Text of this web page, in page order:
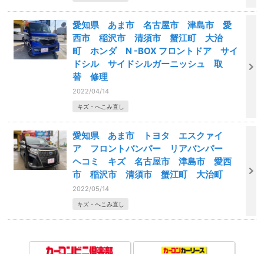
愛知県 あま市 名古屋市 津島市 愛
西市 稲沢市 清須市 蟹江町 大治
町 ホンダ N -BOX フロントドア サイ
ドシル サイドシルガーニッシュ 取
替 修理
2022/04/14
キズ・へこみ直し
愛知県 あま市 トヨタ エスクァイ
ア フロントバンパー リアバンパー
ヘコミ キズ 名古屋市 津島市 愛西
市 稲沢市 清須市 蟹江町 大治町
2022/05/14
キズ・へこみ直し